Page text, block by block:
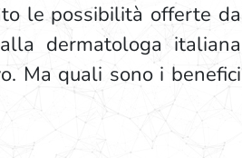
le possibilità offerte da
dermatologa italiana
Ma quali sono i benefici